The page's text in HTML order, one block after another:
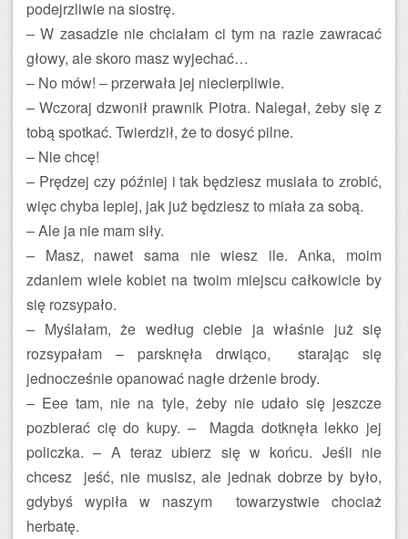
podejrzliwie na siostrę.
– W zasadzie nie chciałam ci tym na razie zawracać
głowy, ale skoro masz wyjechać…
– No mów! – przerwała jej niecierpliwie.
– Wczoraj dzwonił prawnik Piotra. Nalegał, żeby się z
tobą spotkać. Twierdził, że to dosyć pilne.
– Nie chcę!
– Prędzej czy później i tak będziesz musiała to zrobić,
więc chyba lepiej, jak już będziesz to miała za sobą.
– Ale ja nie mam siły.
– Masz, nawet sama nie wiesz ile. Anka, moim
zdaniem wiele kobiet na twoim miejscu całkowicie by
się rozsypało.
– Myślałam, że według ciebie ja właśnie już się
rozsypałam – parsknęła drwiąco, starając się
jednocześnie opanować nagłe drżenie brody.
– Eee tam, nie na tyle, żeby nie udało się jeszcze
pozbierać cię do kupy. – Magda dotknęła lekko jej
policzka. – A teraz ubierz się w końcu. Jeśli nie
chcesz jeść, nie musisz, ale jednak dobrze by było,
gdybyś wypiła w naszym towarzystwie chociaż
herbatę.